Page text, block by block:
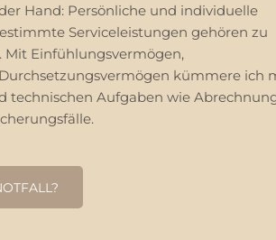
Hand: Persönliche und individuelle
Serviceleistungen gehören zu
Einfühlungsvermögen,
kümmere ich
technischen Aufgaben wie